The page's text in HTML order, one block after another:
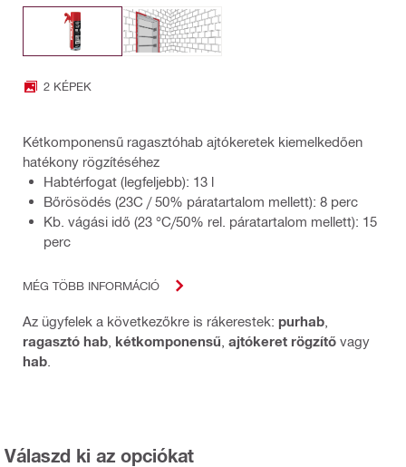
2 KÉPEK
Kétkomponensű ragasztóhab ajtókeretek kiemelkedően
hatékony rögzítéséhez
Habtérfogat (legfeljebb): 13 l
Bőrösödés (23C / 50% páratartalom mellett): 8 perc
Kb. vágási idő (23 °C/50% rel. páratartalom mellett): 15
perc
MÉG TÖBB INFORMÁCIÓ
Az ügyfelek a következőkre is rákerestek: purhab
ragasztó hab kétkomponensű ajtókeret rögzítő vagy
hab
Válaszd ki az opciókat